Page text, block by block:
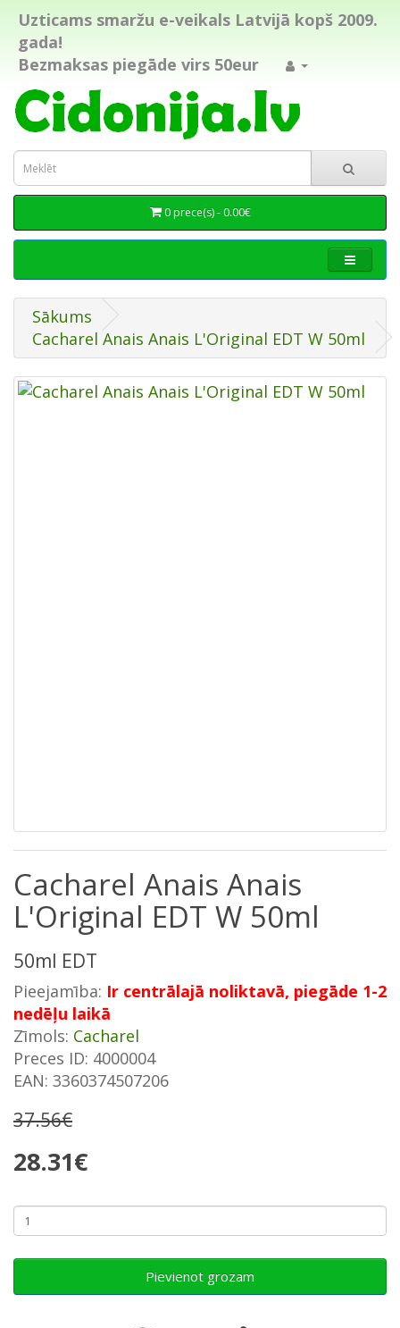
Uzticams smaržu e-veikals Latvijā kopš 2009.
gada!
Bezmaksas piegāde virs 50eur
0 prece(s) - 0.00€
Sākums
Cacharel Anais Anais L'Original EDT W 50ml
Cacharel Anais Anais
L'Original EDT W 50ml
50ml EDT
Pieejamība: Ir centrālajā noliktavā, piegāde 1-2
nedēļu laikā
Zīmols: Cacharel
Preces ID: 4000004
EAN: 3360374507206
37.56€
28.31€
Pievienot grozam